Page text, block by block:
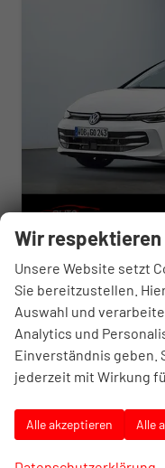
Volkswagen Golf
Limited
Fahrzeugnr. 10374410
Kraftstoff Benzin
29.729,– €
Verbrauch
Wir
Unsere Website setzt
Sie bereitzustellen.
Auswahl und
Analytics und
Einverständnis geben.
jederzeit mit Wirkung
Alle akzeptieren Alle